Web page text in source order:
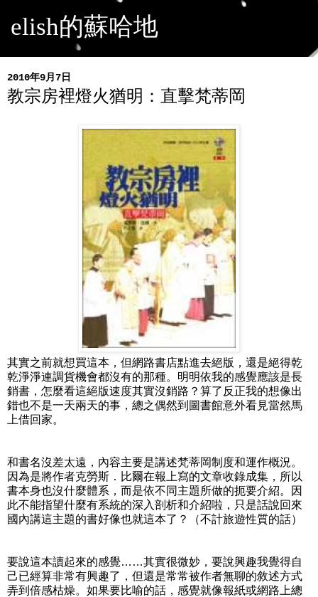
elish的蘇哈地
2010年9月7日
教宗房裡燈火猶明：直擊梵蒂岡
其實之前就想買這本，但網路書店點進去絕版，還是絕得乾
乾淨淨連調貨機會都沒有的那種。明明依我的感覺應該是長
銷書，怎麼看這絕版速度其實沒銷路？算了反正我的想像出
錯也不是一天兩天的事，總之偶然到圖書館意外看見當然馬
上借回家。
和書名沒差太遠，內容主要是講述梵蒂岡制度和運作概況。
因為是將作者克勞斯．比爾在報上寫的文章收錄成集，所以
書本身也沒什麼體系，而是依不同主題所做的扼要介紹。因
此不能指望什麼有系統的深入剖析和介紹啦，只是話說回來
國內講這主題的書好像也就這本了？（不計旅遊性質的話）
要說這本讀起來的感覺……其實很微妙，要說興趣我覺得自
己已經算非常有興趣了，但還是常常被作者無聊的敘述方式
弄到倍感枯燥。如果要比喻的話，感覺就像報紙或網路上總